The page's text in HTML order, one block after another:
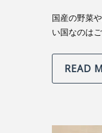
国産の野菜
い国なのは
READ